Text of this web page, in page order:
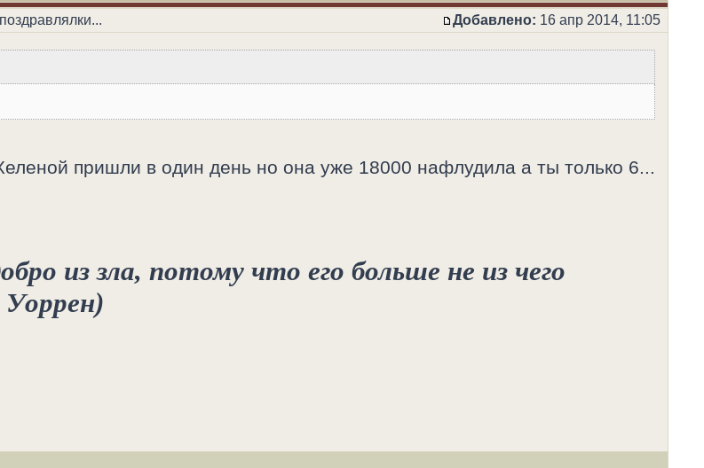
Добавлено: 16 апр 2014, 11:05
пришли в один день но она уже 18000 нафлудила а ты только 6...
из зла, потому что его больше не из чего